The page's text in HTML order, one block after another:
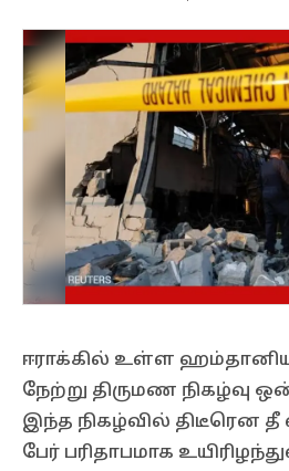
ஈராக்கில் உள்ள
நேற்று திருமண நிகழ்வு
இந்த நிகழ்வில் திடீரென தீ
பேர் பரிதாபமாக